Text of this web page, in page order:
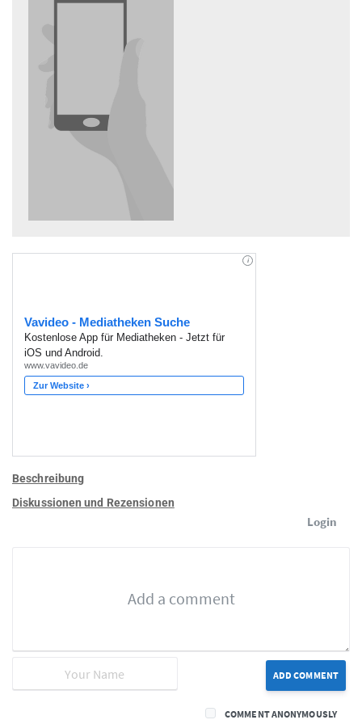
Beschreibung
Diskussionen und Rezensionen
Login
ADD COMMENT
COMMENT ANONYMOUSLY